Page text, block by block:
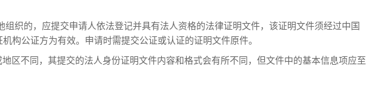
织的，应提交申请人依法登记并具有法人资格的法律证明文件，该证明文件须经过中国
构公证方为有效。申请时需提交公证或认证的证明文件原件。
区不同，其提交的法人身份证明文件内容和格式会有所不同，但文件中的基本信息项应至